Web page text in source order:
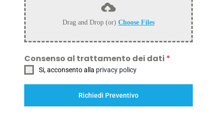
Drag and Drop (or) Choose Files
Consenso al trattamento dei dati *
Si, acconsento alla privacy policy
Richiedi Preventivo